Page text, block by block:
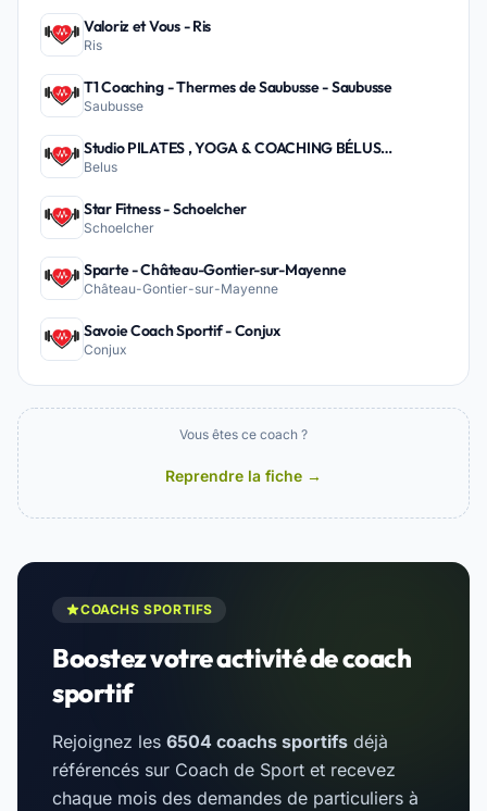
Valoriz et Vous - Ris
Ris
T1 Coaching - Thermes de Saubusse - Saubusse
Saubusse
Studio PILATES , YOGA & COACHING BÉLUS
PEYREHORADE - Belus
Belus
Star Fitness - Schoelcher
Schoelcher
Sparte - Château-Gontier-sur-Mayenne
Château-Gontier-sur-Mayenne
Savoie Coach Sportif - Conjux
Conjux
Vous êtes ce coach ?
Reprendre la fiche →
COACHS SPORTIFS
Boostez votre activité de coach
sportif
Rejoignez les 6504 coachs sportifs déjà
référencés sur Coach de Sport et recevez
chaque mois des demandes de particuliers à